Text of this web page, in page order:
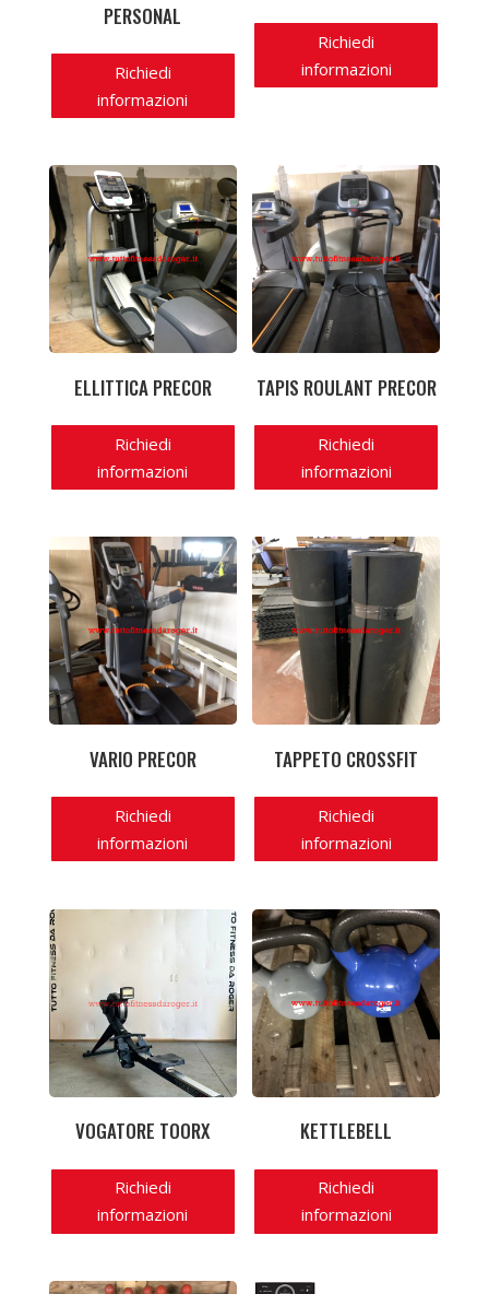
PERSONAL
Richiedi
informazioni
Richiedi
informazioni
ELLITTICA PRECOR
Richiedi
informazioni
TAPIS ROULANT PRECOR
Richiedi
informazioni
VARIO PRECOR
Richiedi
informazioni
TAPPETO CROSSFIT
Richiedi
informazioni
VOGATORE TOORX
Richiedi
informazioni
KETTLEBELL
Richiedi
informazioni